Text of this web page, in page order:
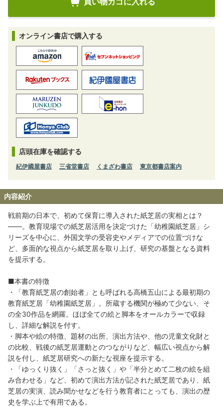
オンライン書店で購入する
店頭在庫を確認する
紀伊國屋書店 三省堂書店 くまざわ書店 東京都書店案内
内容紹介
戦前期の日本で、初めて保育に導入された紙芝居の実相とは？
――。教育現場での紙芝居活用を決定づけた「幼稚園紙芝居」シ
リーズを中心に、外国文学の受容史やメディアでの位置づけな
ど、多面的な視点から紙芝居を取り上げ、研究の基盤となる資料
を提示する。
■本書の特徴
・「教育紙芝居の創始者」とも呼ばれる高橋五山による最初期の
教育紙芝居「幼稚園紙芝居」。所蔵する機関が極めて少ない、そ
の全30作品を網羅。ほぼ全ての絵と脚本をオールカラーで収録
し、詳細な解説を付す。
・脚本や絵の特徴、題材の出所、演出方法や、他の児童文化財と
の比較、戦後の紙芝居運動とのつながりなど、幅広い視点から解
説を付し、紙芝居研究への新たな視座を提示する。
・「ゆっくり抜く」「さっと抜く」や「半分とめて二枚の絵を組
み合わせる」など、初めて演出方法が記された紙芝居であり、紙
芝居の実演、読み聞かせなどを行う教育者にとっても、演出の歴
史を学ぶ上で有用である。